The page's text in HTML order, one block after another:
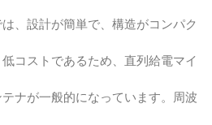
、設計が簡単で、構造がコンパク
コストであるため、直列給電マイ
ナが一般的になっています。周波